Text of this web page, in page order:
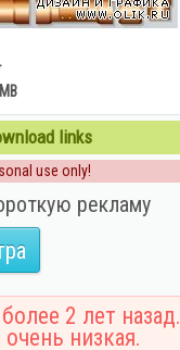
links
use only!
рекламу
2 лет назад.
низкая.